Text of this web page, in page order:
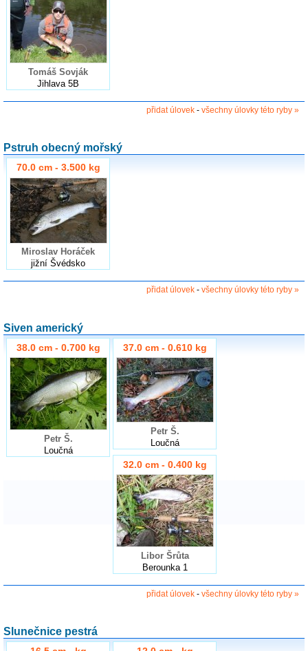
Tomáš Sovják
Jihlava 5B
přidat úlovek - všechny úlovky této ryby »
Pstruh obecný mořský
70.0 cm - 3.500 kg
Miroslav Horáček
jižní Švédsko
přidat úlovek - všechny úlovky této ryby »
Siven americký
38.0 cm - 0.700 kg
Petr Š.
Loučná
37.0 cm - 0.610 kg
Petr Š.
Loučná
32.0 cm - 0.400 kg
Libor Šrůta
Berounka 1
přidat úlovek - všechny úlovky této ryby »
Slunečnice pestrá